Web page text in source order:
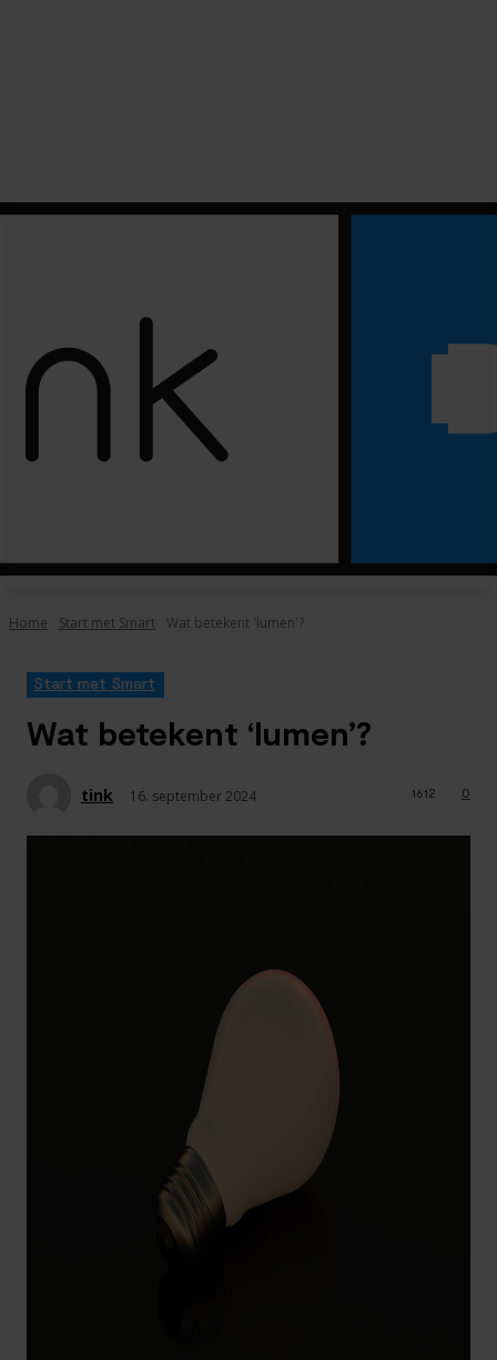
Home Start met Smart Wat betekent 'lumen'?
Start met Smart
Wat betekent ‘lumen’?
tink 16. september 2024 0
1612